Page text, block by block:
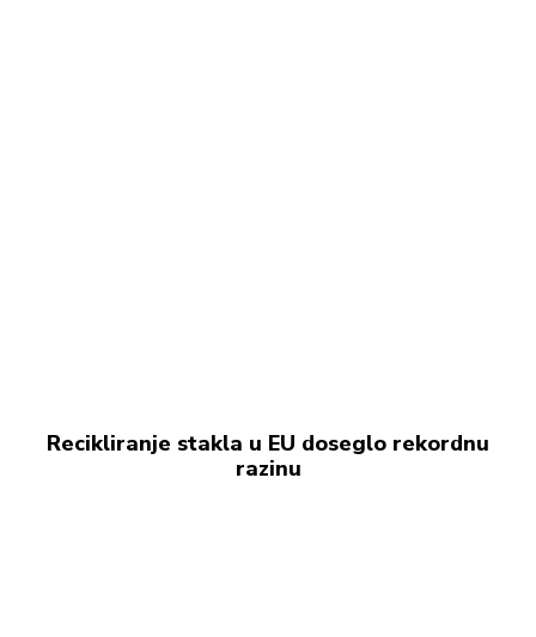
Recikliranje stakla u EU doseglo rekordnu
razinu